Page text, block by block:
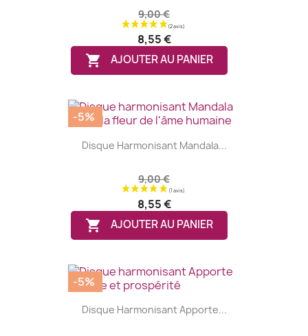
9,00 €
8,55 €
 AJOUTER AU PANIER
Disque Harmonisant Mandala...
9,00 €
8,55 €
 AJOUTER AU PANIER
-5%
Disque Harmonisant Apporte...
-5%